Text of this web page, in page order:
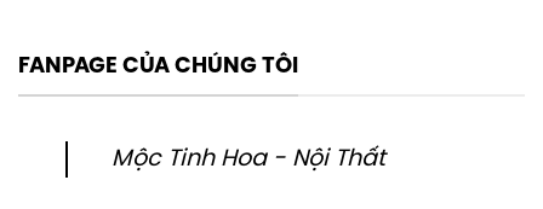
FANPAGE CỦA CHÚNG TÔI
Mộc Tinh Hoa - Nội Thất